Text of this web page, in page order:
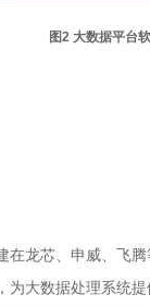
图2 大数据平台
龙芯、申威、飞
大数据处理系统